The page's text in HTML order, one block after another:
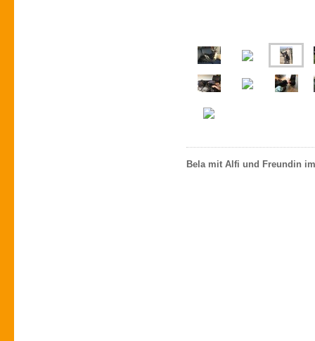
Bela mit Alfi und Freundin